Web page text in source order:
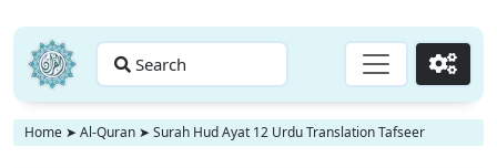
Search Go
Home ➤ Al-Quran ➤ Surah Hud Ayat 12 Urdu Translation Tafseer